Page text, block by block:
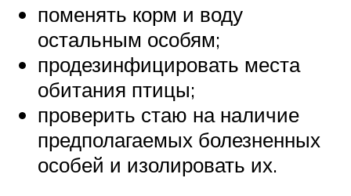
поменять корм и воду
остальным особям;
продезинфицировать места
обитания птицы;
проверить стаю на наличие
предполагаемых болезненных
особей и изолировать их.